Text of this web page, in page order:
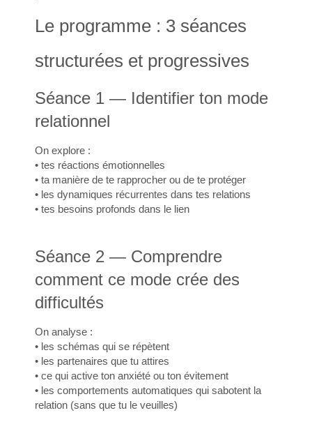
Le programme : 3 séances
structurées et progressives
Séance 1 — Identifier ton mode
relationnel
On explore :
• tes réactions émotionnelles
• ta manière de te rapprocher ou de te protéger
• les dynamiques récurrentes dans tes relations
• tes besoins profonds dans le lien
Séance 2 — Comprendre
comment ce mode crée des
difficultés
On analyse :
• les schémas qui se répètent
• les partenaires que tu attires
• ce qui active ton anxiété ou ton évitement
• les comportements automatiques qui sabotent la
relation (sans que tu le veuilles)